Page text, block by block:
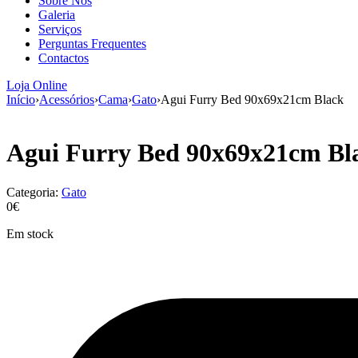
Galeria
Serviços
Perguntas Frequentes
Contactos
Loja Online
Início›Acessórios›Cama›Gato›Agui Furry Bed 90x69x21cm Black
Agui Furry Bed 90x69x21cm
Categoria: Gato
0€
Em stock